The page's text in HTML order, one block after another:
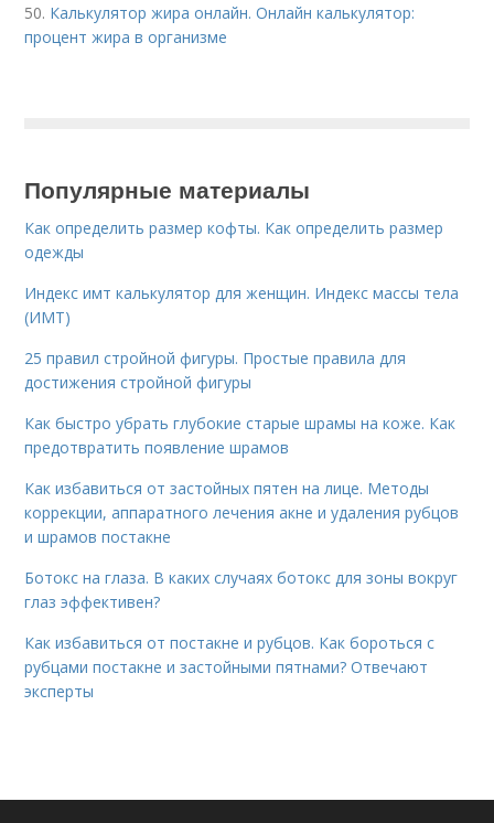
50. Калькулятор жира онлайн. Онлайн калькулятор:
процент жира в организме
Популярные материалы
Как определить размер кофты. Как определить размер
одежды
Индекс имт калькулятор для женщин. Индекс массы тела
(ИМТ)
25 правил стройной фигуры. Простые правила для
достижения стройной фигуры
Как быстро убрать глубокие старые шрамы на коже. Как
предотвратить появление шрамов
Как избавиться от застойных пятен на лице. Методы
коррекции, аппаратного лечения акне и удаления рубцов
и шрамов постакне
Ботокс на глаза. В каких случаях ботокс для зоны вокруг
глаз эффективен?
Как избавиться от постакне и рубцов. Как бороться с
рубцами постакне и застойными пятнами? Отвечают
эксперты